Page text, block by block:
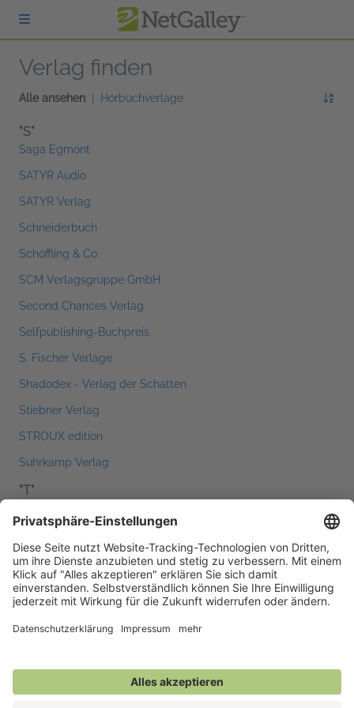
zum Hauptinhalt springen
Verlag finden
Alle ansehen Hörbuchverlage
"S"
Saga Egmont
SATYR Audio
SATYR Verlag
Schneiderbuch
Schöffling & Co.
SCM Verlagsgruppe GmbH
Second Chances Verlag
Selfpublishing-Buchpreis
S. Fischer Verlage
Shadodex - Verlag der Schatten
Stiebner Verlag
STROUX edition
Suhrkamp Verlag
"T"
"U"
Ueberreuter Verlag
Ullstein Buchverlage
Unionsverlag